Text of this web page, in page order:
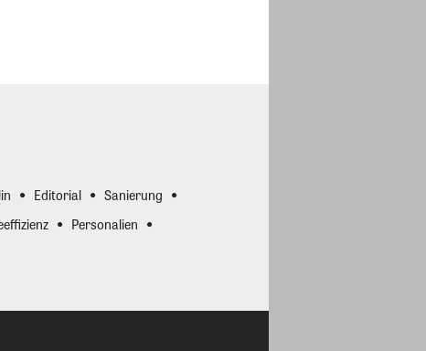
Editorial
Sanierung
Personalien